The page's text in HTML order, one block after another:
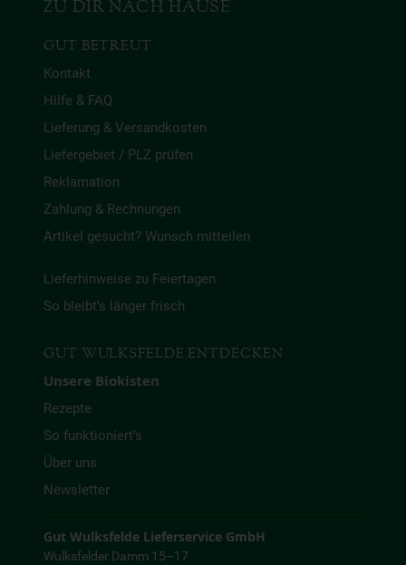
ZU DIR NACH HAUSE
GUT BETREUT
Kontakt
Hilfe & FAQ
Lieferung & Versandkosten
Liefergebiet / PLZ prüfen
Reklamation
Zahlung & Rechnungen
Artikel gesucht? Wunsch mitteilen
Lieferhinweise zu Feiertagen
So bleibt’s länger frisch
GUT WULKSFELDE ENTDECKEN
Unsere Biokisten
Rezepte
So funktioniert’s
Über uns
Newsletter
Gut Wulksfelde Lieferservice GmbH
Wulksfelder Damm 15–17